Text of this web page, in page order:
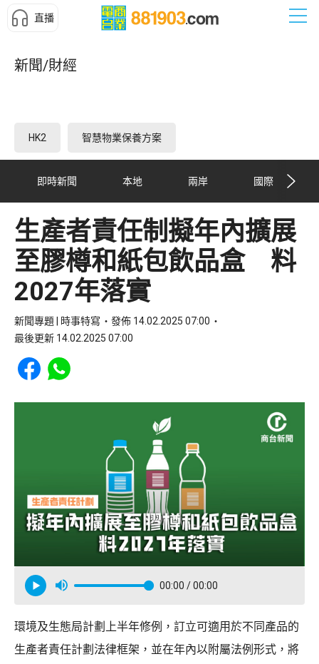
直播
新聞/財經
HK2 智慧物業保養方案
即時新聞 本地 兩岸 國際
生產者責任制擬年內擴展
至膠樽和紙包飲品盒 料
2027年落實
新聞專題 | 時事特寫
發佈 14.02.2025 07:00
最後更新 14.02.2025 07:00
Share to Facebook
Share to WhatsApp
00:00 / 00:00
環境及生態局計劃上半年修例，訂立可適用於不同產品的
生產者責任計劃法律框架，並在年內以附屬法例形式，將